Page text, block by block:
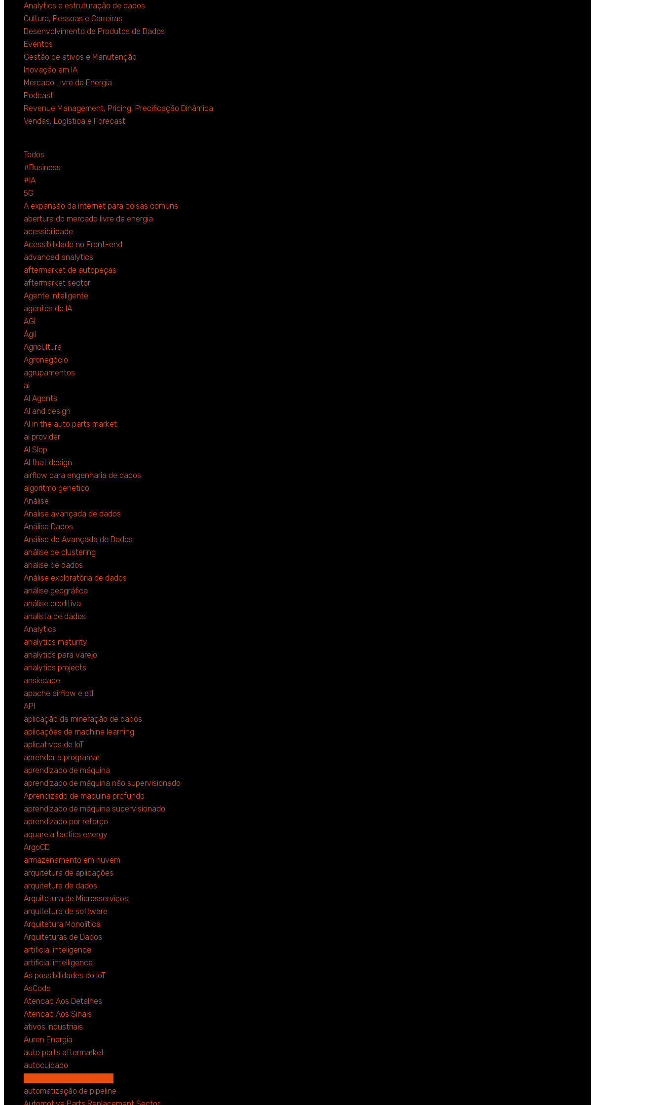
Analytics e estruturação de dados
Cultura, Pessoas e Carreiras
Desenvolvimento de Produtos de Dados
Eventos
Gestão de ativos e Manutenção
Inovação em IA
Mercado Livre de Energia
Podcast
Revenue Management, Pricing, Precificação Dinâmica
Vendas, Logística e Forecast
Todos
#Business
#IA
5G
A expansão da internet para coisas comuns
abertura do mercado livre de energia
acessibilidade
Acessibilidade no Front-end
advanced analytics
aftermarket de autopeças
aftermarket sector
Agente inteligente
agentes de IA
AGI
Ágil
Agricultura
Agronegócio
agrupamentos
ai
AI Agents
AI and design
AI in the auto parts market
ai provider
AI Slop
AI that design
airflow para engenharia de dados
algoritmo genetico
Análise
Analise avançada de dados
Análise Dados
Análise de Avançada de Dados
análise de clustering
analise de dados
Análise exploratória de dados
análise geográfica
análise preditiva
analista de dados
Analytics
analytics maturity
analytics para varejo
analytics projects
ansiedade
apache airflow e etl
API
aplicação da mineração de dados
aplicações de machine learning
aplicativos de IoT
aprender a programar
aprendizado de máquina
aprendizado de máquina não supervisionado
Aprendizado de maquina profundo
aprendizado de máquina supervisionado
aprendizado por reforço
aquarela tactics energy
ArgoCD
armazenamento em nuvem
arquitetura de aplicações
arquitetura de dados
Arquitetura de Microsserviços
arquitetura de software
Arquitetura Monolítica
Arquiteturas de Dados
artificial inteligence
artificial intelligence
As possibilidades do IoT
AsCode
Atencao Aos Detalhes
Atencao Aos Sinais
ativos industriais
Auren Energia
auto parts aftermarket
autocuidado
automatização de pipeline